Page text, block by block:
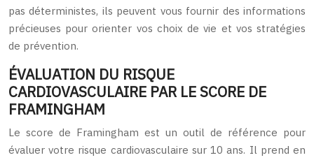
pas déterministes, ils peuvent vous fournir des informations
précieuses pour orienter vos choix de vie et vos stratégies
de prévention.
ÉVALUATION DU RISQUE
CARDIOVASCULAIRE PAR LE SCORE DE
FRAMINGHAM
Le score de Framingham est un outil de référence pour
évaluer votre risque cardiovasculaire sur 10 ans. Il prend en